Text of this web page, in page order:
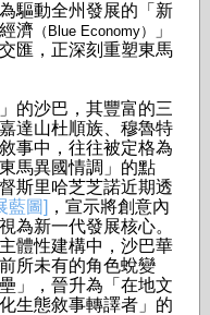
驅動全州發展的「新
濟 （Blue Economy）
」
匯，正深刻重塑東馬
的沙巴，其豐富的三
達山杜順族、穆魯特
事中，往往被定格為
馬異國情調」的點
斯里哈芝芝諾近期透
藍圖] ，宣示將創意內
為新一代發展核心。
體性建構中，沙巴華
所未有的角色蛻變
」，晉升為「在地文
生態敘事轉譯者」的